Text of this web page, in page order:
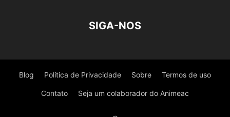
SIGA-NOS
Blog Política de Privacidade Sobre Termos de uso
Contato Seja um colaborador do Animeac